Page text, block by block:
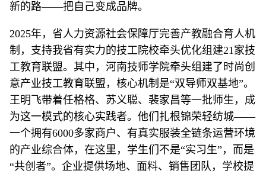
新的路——把自己变成品牌。
2025年，省人力资源社会保障厅完善产教融合育人机
制，支持我省有实力的技工院校牵头优化组建21家技
工教育联盟。其中，河南技师学院牵头组建了时尚创
意产业技工教育联盟，核心机制是“双导师双基地”。
王明飞带着任格格、苏义聪、裴家昌等一批师生，成
为这一模式的核心实践者。他们扎根锦荣轻纺城——
一个拥有6000多家商户、有真实服装全链条运营环境
的产业综合体，在这里，学生们不是“实习生”，而是
“共创者”。企业提供场地、面料、销售团队，学校提